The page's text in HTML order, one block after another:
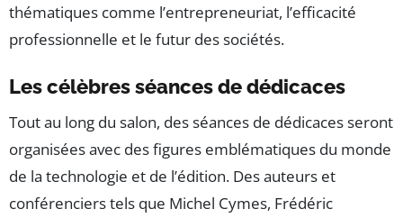
thématiques comme l’entrepreneuriat, l’efficacité
professionnelle et le futur des sociétés.
Les célèbres séances de dédicaces
Tout au long du salon, des séances de dédicaces seront
organisées avec des figures emblématiques du monde
de la technologie et de l’édition. Des auteurs et
conférenciers tels que Michel Cymes, Frédéric